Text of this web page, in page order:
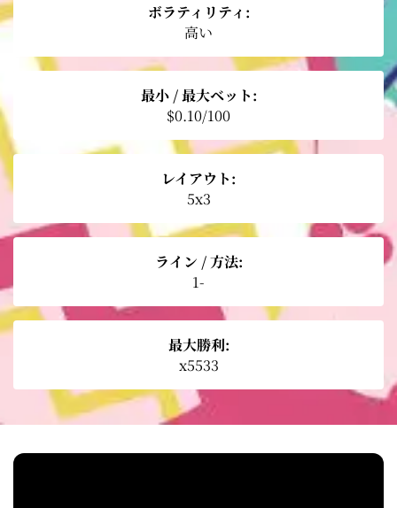
ボラティリティ:
高い
最小 / 最大ベット:
$0.10/100
レイアウト:
5x3
ライン / 方法:
1-
最大勝利:
x5533